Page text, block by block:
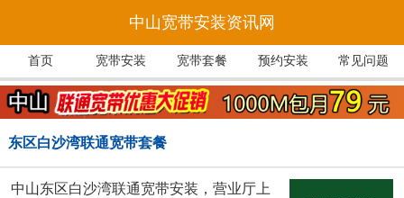
中山宽带安装资讯网
首页 宽带安装 宽带套餐 预约安装 常见问题
东区白沙湾联通宽带套餐
中山东区白沙湾联通宽带安装，营业厅上